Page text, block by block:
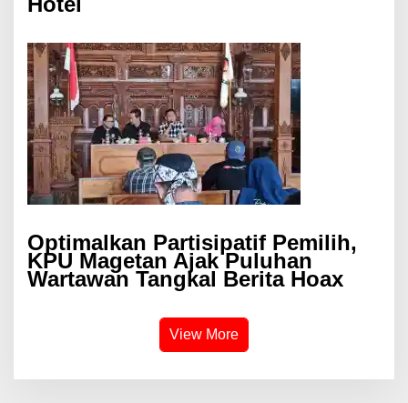
Optimalkan Partisipatif Pemilih,
KPU Magetan Ajak Puluhan
Wartawan Tangkal Berita Hoax
View More